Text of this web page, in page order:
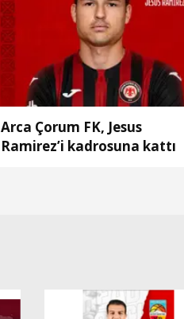
Arca Çorum FK, Jesus
Ramirez’i kadrosuna kattı